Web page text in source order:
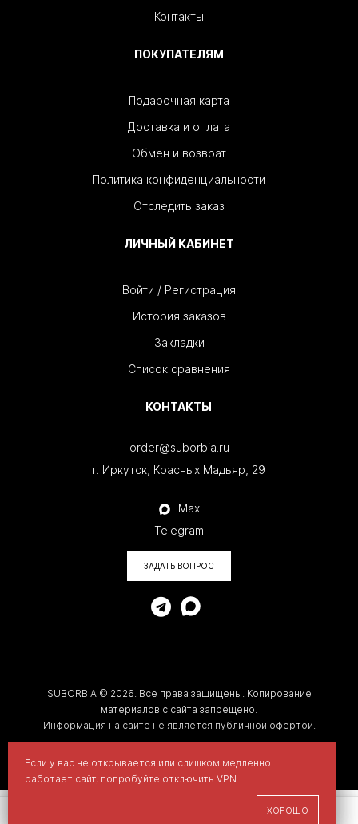
Контакты
ПОКУПАТЕЛЯМ
Подарочная карта
Доставка и оплата
Обмен и возврат
Политика конфиденциальности
Отследить заказ
ЛИЧНЫЙ КАБИНЕТ
Войти / Регистрация
История заказов
Закладки
Список сравнения
КОНТАКТЫ
order@suborbia.ru
г. Иркутск, Красных Мадьяр, 29
Max
Telegram
ЗАДАТЬ ВОПРОС
SUBORBIA © 2026. Все права защищены. Копирование
материалов с сайта запрещено.
Информация на сайте не является публичной офертой.
Мы используем cookies для улучшения вашего опыта на
сайте.Политика обработки персональных данных
ОТКЛОНИТЬ
Если у вас не открывается или слишком медленно
работает сайт, попробуйте отключить VPN.
ХОРОШО